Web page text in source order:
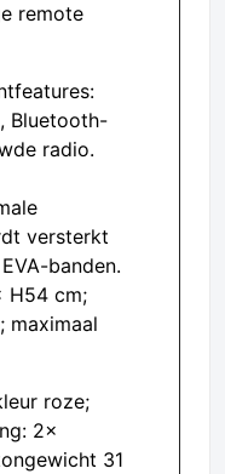
remote
Bluetooth-
radio.
versterkt
banden.
H54 cm;
maximaal
roze;
2×
31